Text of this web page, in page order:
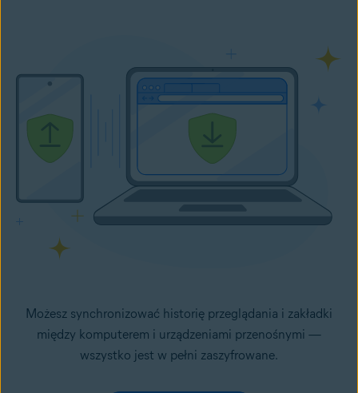
Możesz synchronizować historię przeglądania i zakładki
między komputerem i urządzeniami przenośnymi —
wszystko jest w pełni zaszyfrowane.